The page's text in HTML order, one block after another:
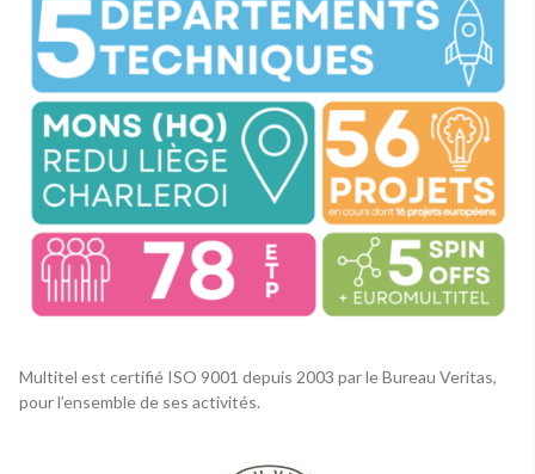
Multitel est certifié ISO 9001 depuis 2003 par le Bureau Veritas,
pour l’ensemble de ses activités.